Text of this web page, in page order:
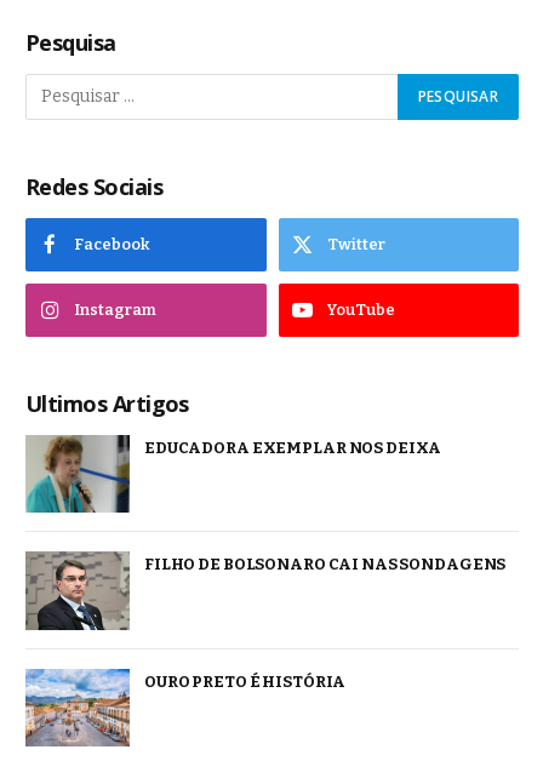
Pesquisa
Redes Sociais
Facebook Twitter
Instagram YouTube
Ultimos Artigos
EDUCADORA EXEMPLAR NOS DEIXA
FILHO DE BOLSONARO CAI NAS SONDAGENS
OURO PRETO É HISTÓRIA